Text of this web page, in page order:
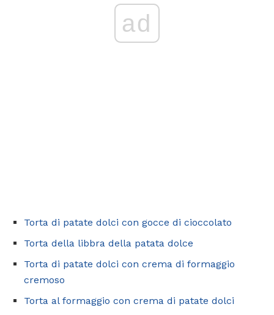
ad
Torta di patate dolci con gocce di cioccolato
Torta della libbra della patata dolce
Torta di patate dolci con crema di formaggio
cremoso
Torta al formaggio con crema di patate dolci